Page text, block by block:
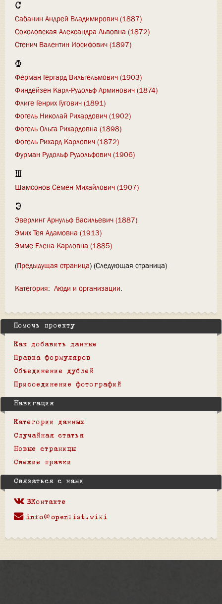
С
Сабанин Андрей Владимирович (1887)
Соколовская Александра Львовна (1872)
Стенич Валентин Иосифович (1897)
Ф
Ферман Гергард Вильгельмович (1903)
Финдейзен Карл-Рудольф Арминович (1874)
Флиге Генрих Гугович (1891)
Фогель Николай Рихардович (1902)
Фогель Ольга Рихардовна (1898)
Фогель Рихард Карлович (1872)
Фурман Рудольф Рудольфович (1906)
Ш
Шамсонов Семен Михайлович (1907)
Э
Эверлинг Арнульф Васильевич (1887)
Эмих Тея Адамовна (1913)
Эмме Елена Карловна (1885)
(Предыдущая страница) (Следующая страница)
Категория: Люди и организации
Помочь проекту
Как добавить данные
Правка формуляров
Объединение дублей
Присоединение фотографий
Навигация
Категории данных
Случайная статья
Новые страницы
Свежие правки
Связаться с нами
ВКонтакте
info@openlist.wiki